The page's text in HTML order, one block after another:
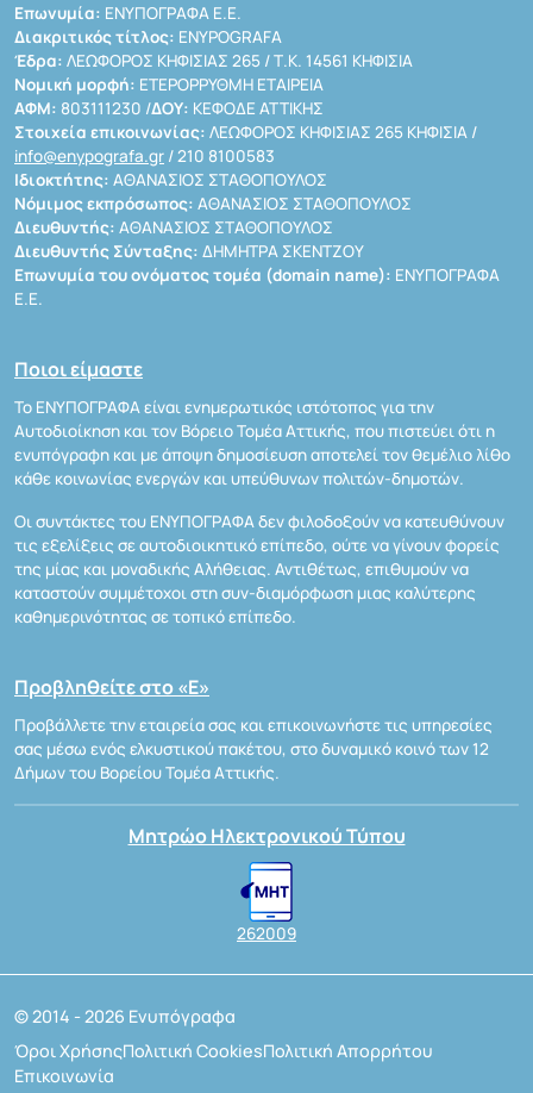
Επωνυμία: ΕΝΥΠΟΓΡΑΦΑ Ε.Ε.
Διακριτικός τίτλος: ENYPOGRAFA
Έδρα: ΛΕΩΦΟΡΟΣ ΚΗΦΙΣΙΑΣ 265 / Τ.Κ. 14561 ΚΗΦΙΣΙΑ
Νομική μορφή: ΕΤΕΡΟΡΡΥΘΜΗ ΕΤΑΙΡΕΙΑ
ΑΦΜ: 803111230 /ΔΟΥ: ΚΕΦΟΔΕ ΑΤΤΙΚΗΣ
Στοιχεία επικοινωνίας: ΛΕΩΦΟΡΟΣ ΚΗΦΙΣΙΑΣ 265 ΚΗΦΙΣΙΑ /
info@enypografa.gr / 210 8100583
Ιδιοκτήτης: ΑΘΑΝΑΣΙΟΣ ΣΤΑΘΟΠΟΥΛΟΣ
Νόμιμος εκπρόσωπος: ΑΘΑΝΑΣΙΟΣ ΣΤΑΘΟΠΟΥΛΟΣ
Διευθυντής: ΑΘΑΝΑΣΙΟΣ ΣΤΑΘΟΠΟΥΛΟΣ
Διευθυντής Σύνταξης: ΔΗΜΗΤΡΑ ΣΚΕΝΤΖΟΥ
Επωνυμία του ονόματος τομέα (domain name): ΕΝΥΠΟΓΡΑΦΑ
Ε.Ε.
Ποιοι είμαστε
Το ΕΝΥΠΟΓΡΑΦΑ είναι ενημερωτικός ιστότοπος για την
Αυτοδιοίκηση και τον Βόρειο Τομέα Αττικής, που πιστεύει ότι η
ενυπόγραφη και με άποψη δημοσίευση αποτελεί τον θεμέλιο λίθο
κάθε κοινωνίας ενεργών και υπεύθυνων πολιτών-δημοτών.
Οι συντάκτες του ΕΝΥΠΟΓΡΑΦΑ δεν φιλοδοξούν να κατευθύνουν
τις εξελίξεις σε αυτοδιοικητικό επίπεδο, ούτε να γίνουν φορείς
της μίας και μοναδικής Αλήθειας. Αντιθέτως, επιθυμούν να
καταστούν συμμέτοχοι στη συν-διαμόρφωση μιας καλύτερης
καθημερινότητας σε τοπικό επίπεδο.
Προβληθείτε στο «Ε»
Προβάλλετε την εταιρεία σας και επικοινωνήστε τις υπηρεσίες
σας μέσω ενός ελκυστικού πακέτου, στο δυναμικό κοινό των 12
Δήμων του Βορείου Τομέα Αττικής.
Μητρώο Ηλεκτρονικού Τύπου
262009
© 2014 - 2026 Ενυπόγραφα
Όροι ΧρήσηςΠολιτική CookiesΠολιτική Απορρήτου
Επικοινωνία